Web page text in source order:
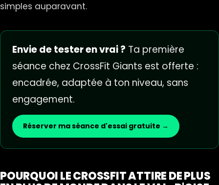
simples auparavant.
Envie de tester en vrai ? Ta première
séance chez CrossFit Giants est offerte :
encadrée, adaptée à ton niveau, sans
engagement.
Réserver ma séance d'essai gratuite →
POURQUOI LE CROSSFIT ATTIRE DE PLUS